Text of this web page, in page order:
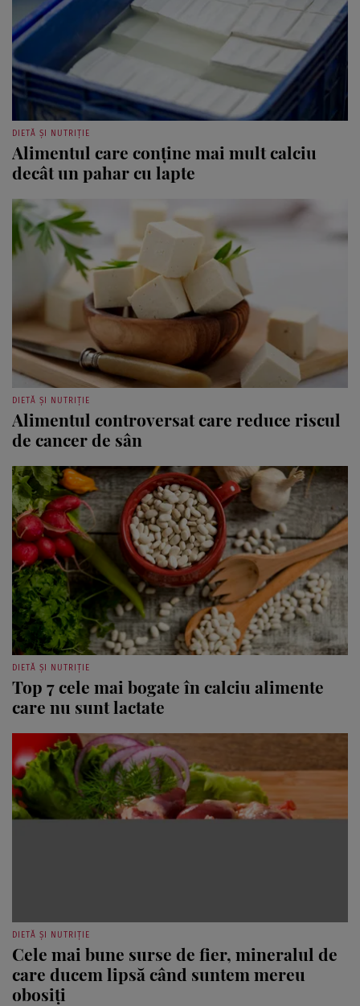
DIETĂ ȘI NUTRIȚIE
Alimentul care conține mai mult calciu
decât un pahar cu lapte
DIETĂ ȘI NUTRIȚIE
Alimentul controversat care reduce riscul
de cancer de sân
DIETĂ ȘI NUTRIȚIE
Top 7 cele mai bogate în calciu alimente
care nu sunt lactate
DIETĂ ȘI NUTRIȚIE
Cele mai bune surse de fier, mineralul de
care ducem lipsă când suntem mereu
obosiți